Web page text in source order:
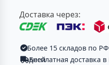
Доставка через:
Более 15 складов по РФ
Бесплатная доставка в Мелитополь от 2-ух дней